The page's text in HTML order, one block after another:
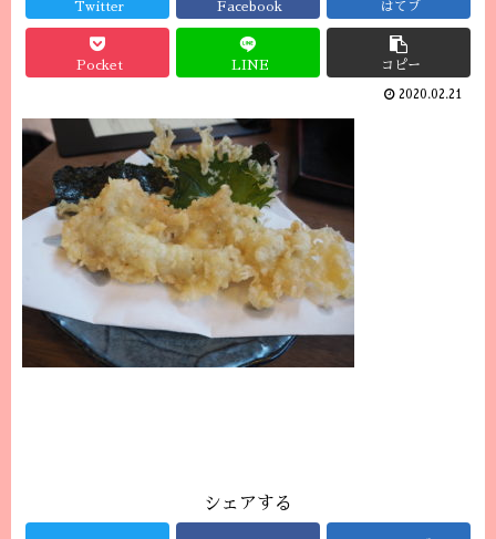
Twitter Facebook はてブ
Pocket LINE コピー
2020.02.21
シェアする